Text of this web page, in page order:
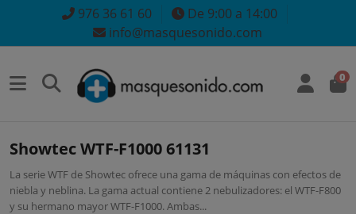
976 36 61 60
De 9:00 a 14:00
info@masquesonido.com
0
Showtec WTF-F1000 61131
La serie WTF de Showtec ofrece una gama de máquinas con efectos de
niebla y neblina. La gama actual contiene 2 nebulizadores: el WTF-F800
y su hermano mayor WTF-F1000. Ambas...